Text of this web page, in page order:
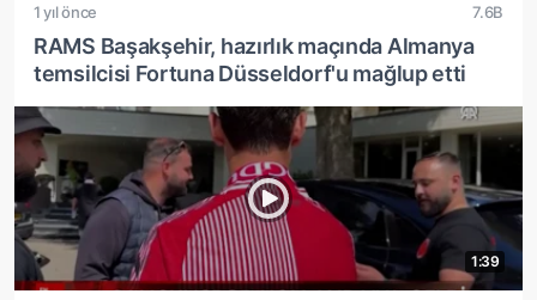
1 yıl önce 7.6B
RAMS Başakşehir, hazırlık maçında Almanya
temsilcisi Fortuna Düsseldorf'u mağlup etti
1:39